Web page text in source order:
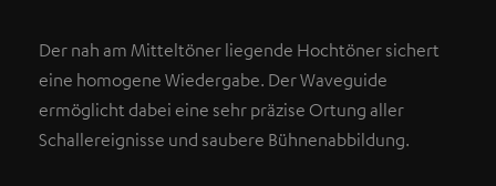
Der nah am Mitteltöner liegende Hochtöner sichert
eine homogene Wiedergabe. Der Waveguide
ermöglicht dabei eine sehr präzise Ortung aller
Schallereignisse und saubere Bühnenabbildung.